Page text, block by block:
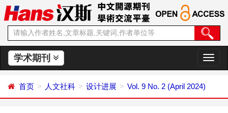
学术期刊
切
换
首页 人文社科 设计进展 Vol. 9 No. 2 (April 2024)